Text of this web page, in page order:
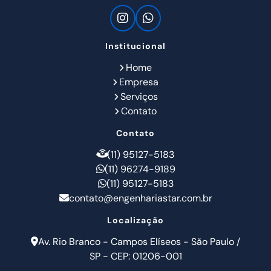
Institucional
Home
Empresa
Serviços
Contato
Contato
(11) 95127-5183
(11) 96274-9189
(11) 95127-5183
contato@engenhariastar.com.br
Localização
Av. Rio Branco - Campos Elíseos - São Paulo /
SP - CEP: 01206-001